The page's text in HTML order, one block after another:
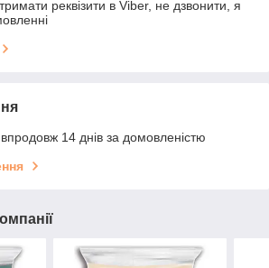
реквізити в Viber, не дзвонити, я
14 днів за домовленістю